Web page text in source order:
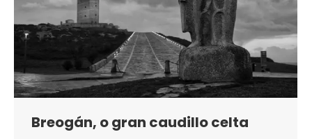
Breogán, o gran caudillo celta